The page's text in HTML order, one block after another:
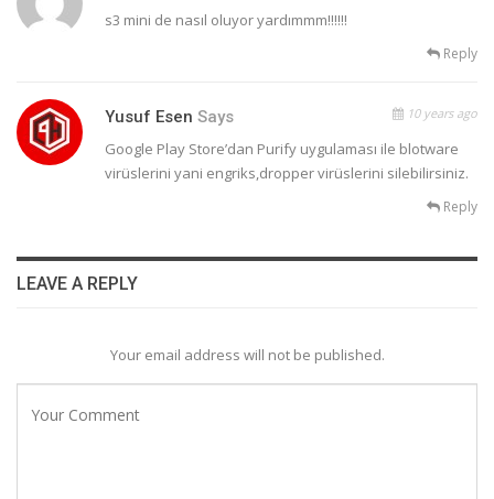
s3 mini de nasıl oluyor yardımmm!!!!!!
Reply
Yusuf Esen Says 10 years ago
Google Play Store’dan Purify uygulaması ile blotware
virüslerini yani engriks,dropper virüslerini silebilirsiniz.
Reply
LEAVE A REPLY
Your email address will not be published.